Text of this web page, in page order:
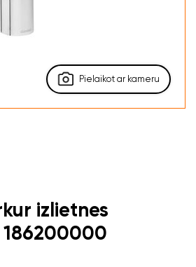
Pielaikot ar kameru
izlietnes